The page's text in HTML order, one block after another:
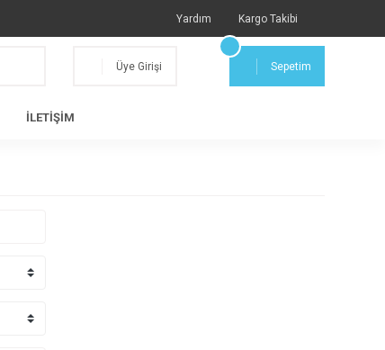
Yardım Kargo Takibi
Üye Girişi Sepetim
İLETİŞİM